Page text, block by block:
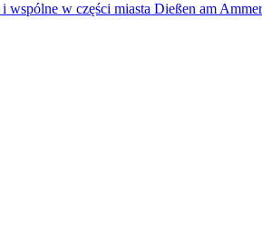
wspólne w części miasta Dießen am